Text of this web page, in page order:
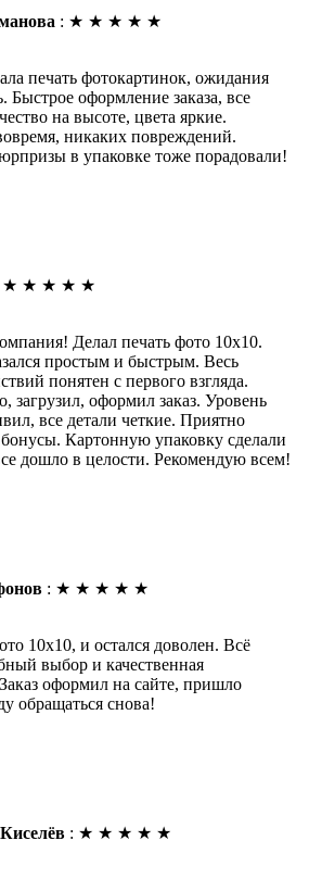
: ★ ★ ★ ★ ★
печать фотокартинок, ожидания
Быстрое оформление заказа, все
на высоте, цвета яркие.
никаких повреждений.
в упаковке тоже порадовали!
★ ★ ★ ★ ★
Делал печать фото 10х10.
простым и быстрым. Весь
понятен с первого взгляда.
загрузил, оформил заказ. Уровень
все детали четкие. Приятно
Картонную упаковку сделали
дошло в целости. Рекомендую всем!
: ★ ★ ★ ★ ★
10х10, и остался доволен. Всё
выбор и качественная
оформил на сайте, пришло
обращаться снова!
: ★ ★ ★ ★ ★